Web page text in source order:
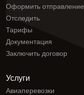
Оформить отправление
Отследить
Тарифы
Документация
Заключить договор
Услуги
Авиаперевозки